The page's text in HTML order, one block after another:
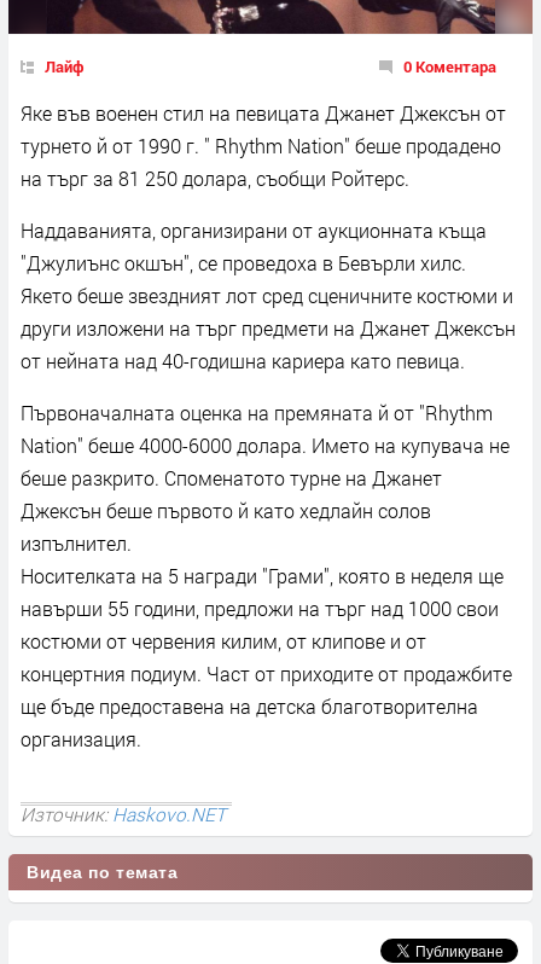
Лайф 0 Коментара
Яке във военен стил на певицата Джанет Джексън от
турнето й от 1990 г. " Rhythm Nation" беше продадено
на търг за 81 250 долара, съобщи Ройтерс.
Наддаванията, организирани от аукционната къща
"Джулиънс окшън", се проведоха в Бевърли хилс.
Якето беше звездният лот сред сценичните костюми и
други изложени на търг предмети на Джанет Джексън
от нейната над 40-годишна кариера като певица.
Първоначалната оценка на премяната й от "Rhythm
Nation" беше 4000-6000 долара. Името на купувача не
беше разкрито. Споменатото турне на Джанет
Джексън беше първото й като хедлайн солов
изпълнител.
Носителката на 5 награди "Грами", която в неделя ще
навърши 55 години, предложи на търг над 1000 свои
костюми от червения килим, от клипове и от
концертния подиум. Част от приходите от продажбите
ще бъде предоставена на детска благотворителна
организация.
Източник:Haskovo.NET
Видеа по темата